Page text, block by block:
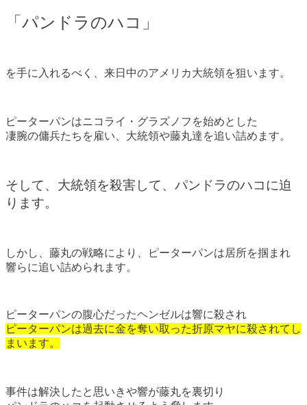
「パンドラのハコ」
を手に入れるべく、来日中のアメリカ大統領を狙います。
ピーターパンはニコライ・グラズノフを始めとした
凄腕の傭兵たちを雇い、大統領や藤丸達を追い詰めます。
そして、大統領を殺害して、パンドラのハコに迫
ります。
しかし、藤丸の戦略により、ピーターパンは居所を掴まれ
響らに追い詰められます。
ピーターパンの腹心だったヘンゼルは響に殺され
ピーターパンは過去に金を奪い取った折原マヤに殺されてし
まいます。
事件は解決したと思いきや響が藤丸を裏切り